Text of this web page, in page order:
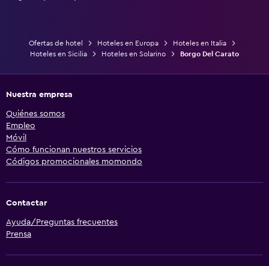
Ofertas de hotel Hoteles en Europa
Hoteles en Italia
Hoteles en Sicilia
Hoteles en Solarino Borgo Del Carato
Nuestra empresa
Quiénes somos
Empleo
Móvil
Cómo funcionan nuestros servicios
Códigos promocionales momondo
Contactar
Ayuda/Preguntas frecuentes
Prensa